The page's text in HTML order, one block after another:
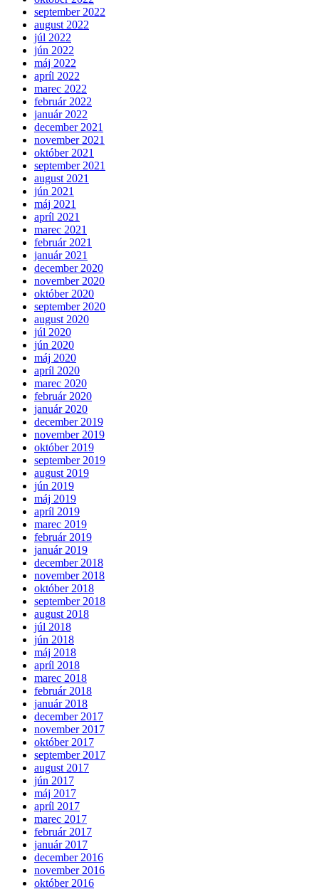
september 2022
august 2022
júl 2022
jún 2022
máj 2022
apríl 2022
marec 2022
február 2022
január 2022
december 2021
november 2021
október 2021
september 2021
august 2021
jún 2021
máj 2021
apríl 2021
marec 2021
február 2021
január 2021
december 2020
november 2020
október 2020
september 2020
august 2020
júl 2020
jún 2020
máj 2020
apríl 2020
marec 2020
február 2020
január 2020
december 2019
november 2019
október 2019
september 2019
august 2019
jún 2019
máj 2019
apríl 2019
marec 2019
február 2019
január 2019
december 2018
november 2018
október 2018
september 2018
august 2018
júl 2018
jún 2018
máj 2018
apríl 2018
marec 2018
február 2018
január 2018
december 2017
november 2017
október 2017
september 2017
august 2017
jún 2017
máj 2017
apríl 2017
marec 2017
február 2017
január 2017
december 2016
november 2016
október 2016